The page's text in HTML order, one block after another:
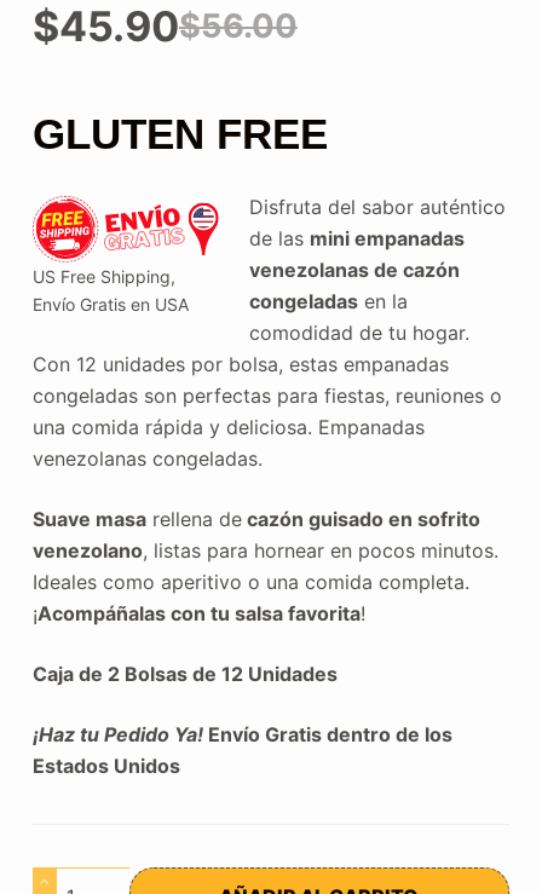
$56.00
El
precio
original
era:
$56.00.
$45.90
El
precio
actual
es:
$45.90.
GLUTEN FREE
US Free Shipping,
Envío Gratis en USA
Disfruta del sabor auténtico
de las mini empanadas
venezolanas de cazón
congeladasen la
comodidad de tu hogar.
Con 12 unidades por bolsa, estas empanadas
congeladas son perfectas para fiestas, reuniones o
una comida rápida y deliciosa. Empanadas
venezolanas congeladas.
Suave masarellena decazón guisado en sofrito
venezolano, listas para hornear en pocos minutos.
Ideales como aperitivo o una comida completa.
¡Acompáñalas con tu salsa favorita!
Caja de 2 Bolsas de 12 Unidades
¡Haz tu Pedido Ya!Envío Gratis dentro de los
Estados Unidos
Mini